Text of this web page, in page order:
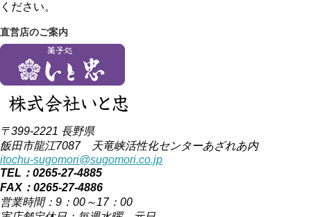
ください。
直営店のご案内
〒399-2221 長野県
飯田市龍江7087 天竜峡活性化センターあざれあ内
itochu-sugomori@sugomori.co.jp
TEL：0265-27-4885
FAX：0265-27-4886
営業時間：9：00～17：00